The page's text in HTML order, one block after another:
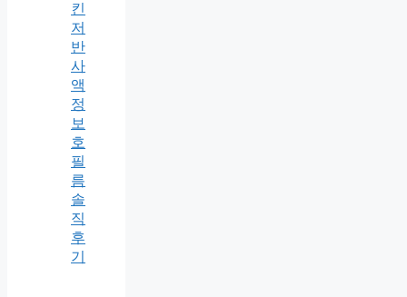
킨
저
반
사
액
정
보
호
필
름
솔
직
후
기